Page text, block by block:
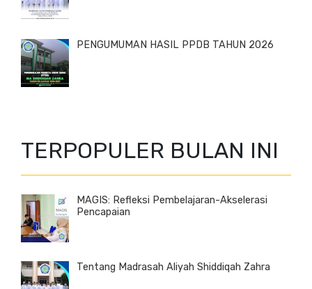
PENGUMUMAN HASIL PPDB TAHUN 2026
TERPOPULER BULAN INI
MAGIS: Refleksi Pembelajaran-Akselerasi
Pencapaian
Tentang Madrasah Aliyah Shiddiqah Zahra